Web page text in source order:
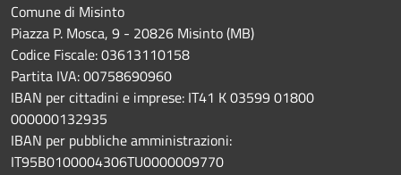
Comune di Misinto
Piazza P. Mosca, 9 - 20826 Misinto (MB)
Codice Fiscale: 03613110158
Partita IVA: 00758690960
IBAN per cittadini e imprese: IT41 K 03599 01800
000000132935
IBAN per pubbliche amministrazioni:
IT95B0100004306TU0000009770